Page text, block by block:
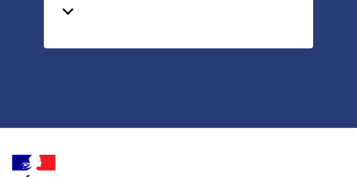
Temps de lecture